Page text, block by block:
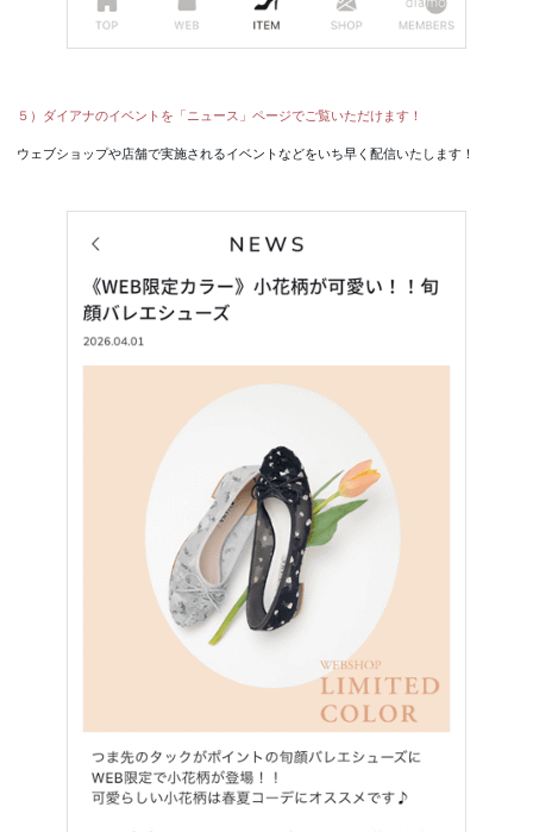
５）ダイアナのイベントを「ニュース」ページでご覧いただけます！
ウェブショップや店舗で実施されるイベントなどをいち早く配信いたします！